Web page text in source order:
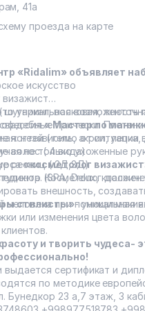
41а
проезда на карте
«Ridalim» объявляет
искусство
восковая,
прически.
ногтей ( гель, акрил,
волос ( 4 вида)
ресниц ( 2Д,3Д)
(SPA, Delux,
уникальная
« Мастер по
независимо от
не только ухоженные
«косметолог
Косметолог
внешность,
человека при помощи
стилисты»- уникальная
цвета волос. Практика каждого курса проходит с
и творить
выдается сертификат и
по методике
Бунедкор 23 а,7 этаж, 3